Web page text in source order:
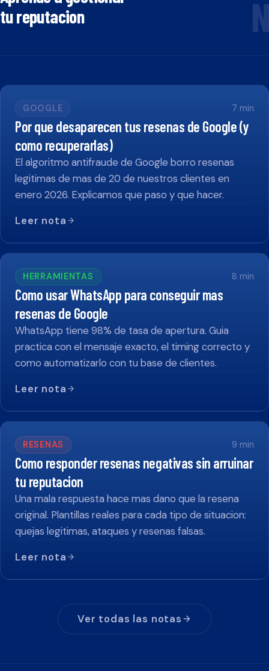
tu reputacion
N
GOOGLE 7 min
Por que desaparecen tus resenas de Google (y
como recuperarlas)
El algoritmo antifraude de Google borro resenas
legitimas de mas de 20 de nuestros clientes en
enero 2026. Explicamos que paso y que hacer.
Leer nota
HERRAMIENTAS 8 min
Como usar WhatsApp para conseguir mas
resenas de Google
WhatsApp tiene 98% de tasa de apertura. Guia
practica con el mensaje exacto, el timing correcto y
como automatizarlo con tu base de clientes.
Leer nota
RESENAS 9 min
Como responder resenas negativas sin arruinar
tu reputacion
Una mala respuesta hace mas dano que la resena
original. Plantillas reales para cada tipo de situacion:
quejas legitimas, ataques y resenas falsas.
Leer nota
Ver todas las notas